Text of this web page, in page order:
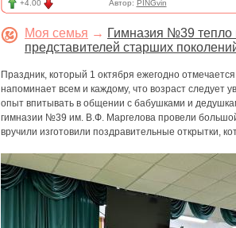
+4.00 Автор: PINGvin
Моя семья → Гимназия №39 тепло
представителей старших
Праздник, который 1 октября ежегодно
напоминает всем и каждому, что возраст следует
опыт впитывать в общении с бабушками и
гимназии №39 им. В.Ф. Маргелова провели большой
вручили изготовили поздравительные открытки,